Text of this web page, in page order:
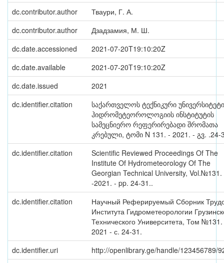
dc.contributor.author
Тваури, Г. А.
dc.contributor.author
Дзадзамия, М. Ш.
dc.date.accessioned
2021-07-20T19:10:20Z
dc.date.available
2021-07-20T19:10:20Z
dc.date.issued
2021
dc.identifier.citation
საქართველოს ტექნიკური
ჰიდრომეტეოროლოგიის ინსტიტუტის
სამეცნიერო რეფერირებადი შრომათა
კრებული, ტომი N 131. - 2021. - გვ. .24-
dc.identifier.citation
Scientific Reviewed Proceedings Of The
Institute Of Hydrometeorology Of The
Georgian Technical University, Vol.№131.
-2021. - pp. 24-31..
dc.identifier.citation
Научный Реферируемый Сборник
Института Гидрометеорологии
Технического Университета, Том
2021 - с. 24-31.
dc.identifier.uri
http://openlibrary.ge/handle/123456789/